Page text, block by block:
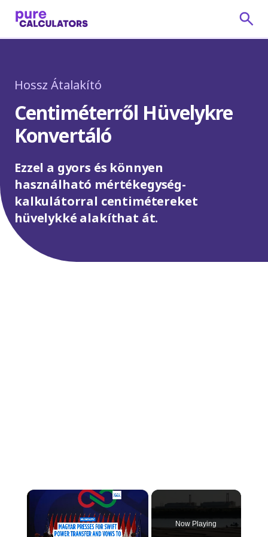
Hossz Átalakító
Centiméterről Hüvelykre
Konvertáló
Ezzel a gyors és könnyen
használható mértékegység-
kalkulátorral centimétereket
hüvelykké alakíthat át.
×
Now Playing